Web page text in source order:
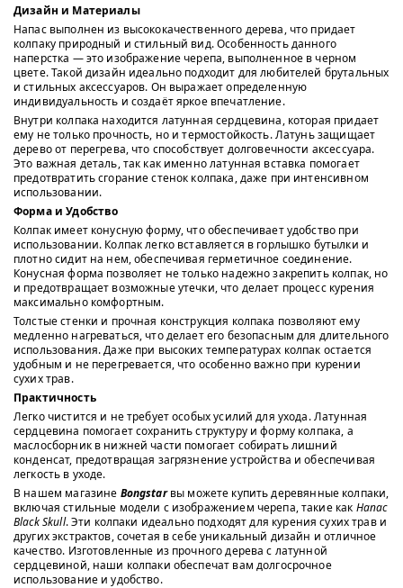
Дизайн и Материалы
Напас выполнен из высококачественного дерева, что придает
колпаку природный и стильный вид. Особенность данного
наперстка — это изображение черепа, выполненное в черном
цвете. Такой дизайн идеально подходит для любителей брутальных
и стильных аксессуаров. Он выражает определенную
индивидуальность и создаёт яркое впечатление.
Внутри колпака находится латунная сердцевина, которая придает
ему не только прочность, но и термостойкость. Латунь защищает
дерево от перегрева, что способствует долговечности аксессуара.
Это важная деталь, так как именно латунная вставка помогает
предотвратить сгорание стенок колпака, даже при интенсивном
использовании.
Форма и Удобство
Колпак имеет конусную форму, что обеспечивает удобство при
использовании. Колпак легко вставляется в горлышко бутылки и
плотно сидит на нем, обеспечивая герметичное соединение.
Конусная форма позволяет не только надежно закрепить колпак, но
и предотвращает возможные утечки, что делает процесс курения
максимально комфортным.
Толстые стенки и прочная конструкция колпака позволяют ему
медленно нагреваться, что делает его безопасным для длительного
использования. Даже при высоких температурах колпак остается
удобным и не перегревается, что особенно важно при курении
сухих трав.
Практичность
Легко чистится и не требует особых усилий для ухода. Латунная
сердцевина помогает сохранить структуру и форму колпака, а
маслосборник в нижней части помогает собирать лишний
конденсат, предотвращая загрязнение устройства и обеспечивая
легкость в уходе.
В нашем магазине Bongstar вы можете купить деревянные колпаки,
включая стильные модели с изображением черепа, такие как Напас
Black Skull. Эти колпаки идеально подходят для курения сухих трав и
других экстрактов, сочетая в себе уникальный дизайн и отличное
качество. Изготовленные из прочного дерева с латунной
сердцевиной, наши колпаки обеспечат вам долгосрочное
использование и удобство.